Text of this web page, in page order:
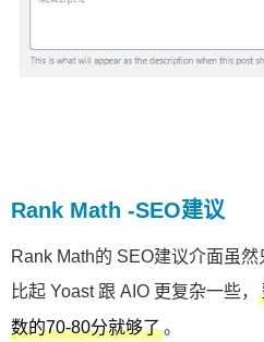
Rank Math -SEO建议
Rank Math的 SEO建议介面虽
比起 Yoast 跟 AIO 更复杂一些，
数的70-80分就够了。